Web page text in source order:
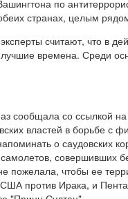
по
странах, целым
считают, что в
времена. Среди
сообщала со ссылкой
властей в борьбе с
о саудовских
самолетов,
пожелала, чтобы ее
против Ирака, и